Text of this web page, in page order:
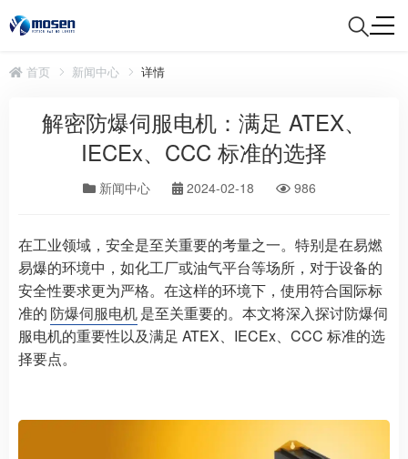
首页 新闻中心 详情
解密防爆伺服电机：满足 ATEX、
IECEx、CCC 标准的选择
新闻中心 2024-02-18 986
在工业领域，安全是至关重要的考量之一。特别是在易燃
易爆的环境中，如化工厂或油气平台等场所，对于设备的
安全性要求更为严格。在这样的环境下，使用符合国际标
准的 防爆伺服电机是至关重要的。本文将深入探讨防爆伺
服电机的重要性以及满足 ATEX、IECEx、CCC 标准的选
择要点。